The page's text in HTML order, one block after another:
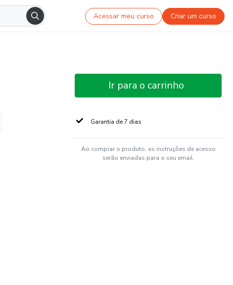
Acessar meu curso Criar um curso
Ir para o carrinho
Garantia de 7 dias
Ao comprar o produto, as instruções de acesso
serão enviadas para o seu email.